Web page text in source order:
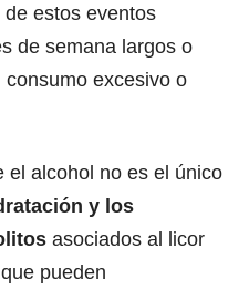
estos eventos
de semana largos o
excesivo o
el alcohol no es el único
y los
asociados al licor
pueden